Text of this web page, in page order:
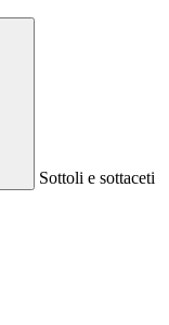
Sottoli e sottaceti